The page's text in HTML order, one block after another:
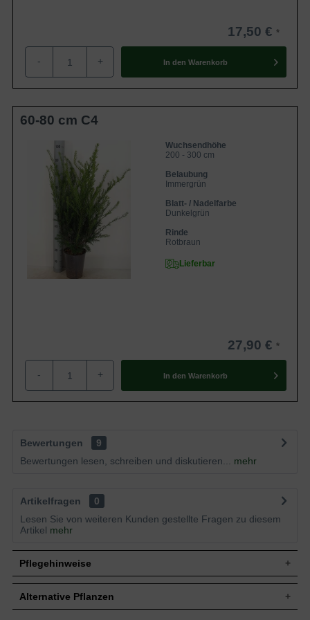
17,50 €
- + In den Warenkorb
60-80 cm C4
Wuchsendhöhe
200 - 300 cm
Belaubung
Immergrün
Blatt- / Nadelfarbe
Dunkelgrün
Rinde
Rotbraun
Lieferbar
27,90 €
- + In den Warenkorb
Bewertungen
9
Bewertungen lesen, schreiben und diskutieren...
mehr
Artikelfragen
0
Lesen Sie von weiteren Kunden gestellte Fragen zu diesem
Artikel mehr
Pflegehinweise
Pflanz- und Pflegetipps Taxus media 'Groenland' /
Alternative Pflanzen